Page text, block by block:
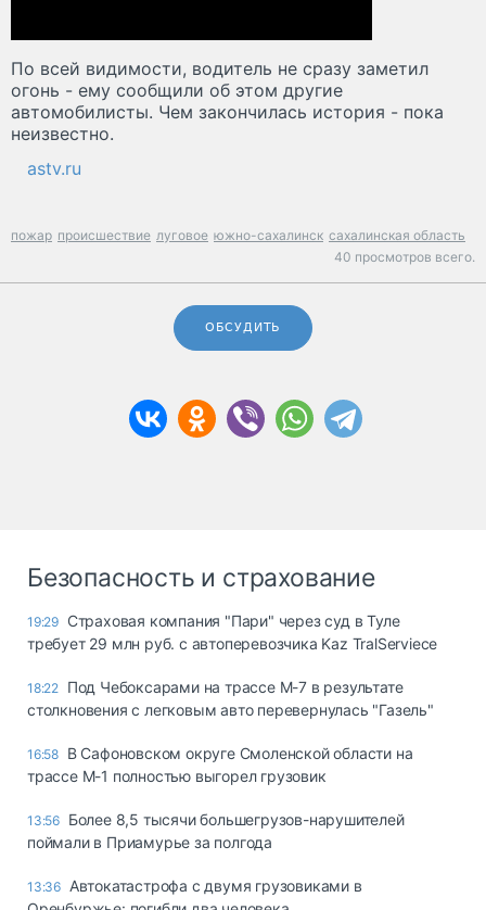
По всей видимости, водитель не сразу заметил
огонь - ему сообщили об этом другие
автомобилисты. Чем закончилась история - пока
неизвестно.
astv.ru
пожар происшествие луговое южно-сахалинск сахалинская область
40 просмотров всего.
ОБСУДИТЬ
Безопасность и страхование
19:29 Страховая компания "Пари" через суд в Туле
требует 29 млн руб. с автоперевозчика Kaz TralServiece
18:22 Под Чебоксарами на трассе М-7 в результате
столкновения с легковым авто перевернулась "Газель"
16:58 В Сафоновском округе Смоленской области на
трассе М-1 полностью выгорел грузовик
13:56 Более 8,5 тысячи большегрузов-нарушителей
поймали в Приамурье за полгода
13:36 Автокатастрофа с двумя грузовиками в